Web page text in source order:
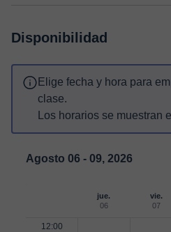
Disponibilidad
Elige fecha y hora para
clase.
Los horarios se muestran
Agosto 06 - 09, 2026
jue.
06
vie.
07
12:00